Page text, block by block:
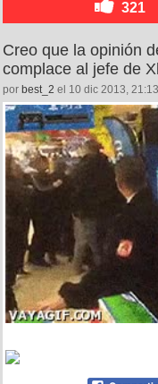
321
Creo que la opinión
complace al jefe de
por best_2 el 10 dic 2013, 21:13